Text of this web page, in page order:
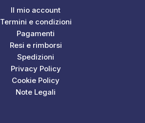
Il mio account
Termini e condizioni
Pagamenti
Resi e rimborsi
Spedizioni
Privacy Policy
Cookie Policy
Note Legali